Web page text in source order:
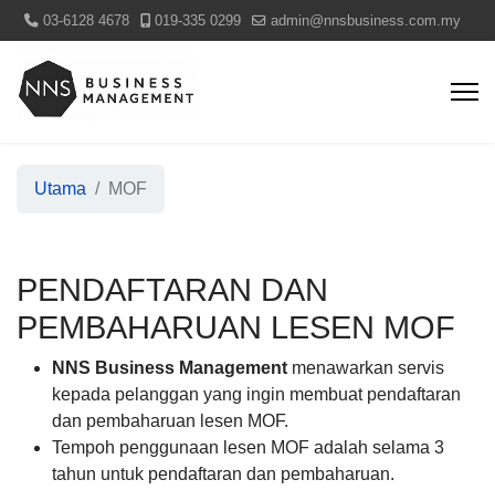
03-6128 4678 019-335 0299 admin@nnsbusiness.com.my
Utama MOF
PENDAFTARAN DAN
PEMBAHARUAN LESEN MOF
NNS Business Management menawarkan servis
kepada pelanggan yang ingin membuat pendaftaran
dan pembaharuan lesen MOF.
Tempoh penggunaan lesen MOF adalah selama 3
tahun untuk pendaftaran dan pembaharuan.